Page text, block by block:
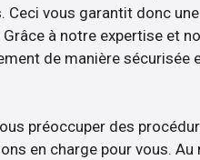
vous garantit donc
à notre expertise et
de manière sécurisée
préoccuper des
en charge pour vous. Au